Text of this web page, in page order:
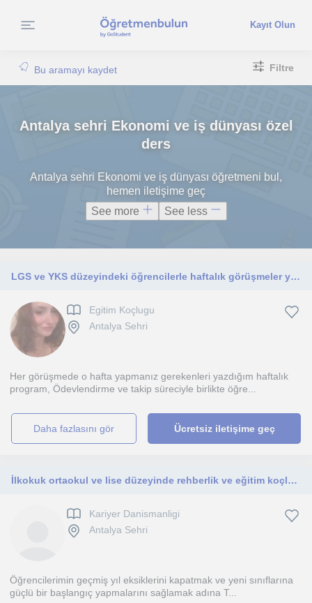
Kayıt Olun
Bu aramayı kaydet Filtre
Antalya sehri Ekonomi ve iş dünyası özel
ders
Antalya sehri Ekonomi ve iş dünyası öğretmeni bul,
hemen iletişime geç
See more
See less
LGS ve YKS düzeyindeki öğrencilerle haftalık görüşmeler yapıyorum. Bu görüşmelerde öğrencilerin akademik gelişimlerini sağlıyorum
Egitim Koçlugu
Antalya Sehri
Her görüşmede o hafta yapmanız gerekenleri yazdığım haftalık
program, Ödevlendirme ve takip süreciyle birlikte öğre...
daha fazlasını gör Ücretsiz iletişime geç
İlkokuk ortaokul ve lise düzeyinde rehberlik ve eğitim koçluğu
Kariyer Danismanligi
Antalya Sehri
Öğrencilerimin geçmiş yıl eksiklerini kapatmak ve yeni sınıflarına
güçlü bir başlangıç yapmalarını sağlamak adına T...